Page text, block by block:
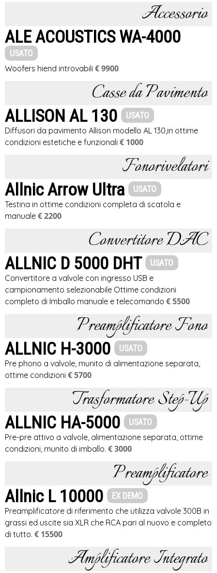
Accessorio
ALE ACOUSTICS WA-4000
USATO
Woofers hiend introvabili € 9900
Casse da Pavimento
ALLISON AL 130 USATO
Diffusori da pavimento Allison modello AL 130,in ottime
condizioni estetiche e funzionali € 1000
Fonorivelatori
Allnic Arrow Ultra USATO
Testina in ottime condizioni completa di scatola e
manuale € 2200
Convertitore DAC
ALLNIC D 5000 DHT USATO
Convertitore a valvole con ingresso USB e
campionamento selezionabile Ottime condizioni
completo di Imballo manuale e telecomando € 5500
Preamplificatore Fono
ALLNIC H-3000 USATO
Pre phono a valvole, munito di alimentazione separata,
ottime condizioni € 5700
Trasformatore Step-Up
ALLNIC HA-5000 USATO
Pre-pre attivo a valvole, alimentazione separata, ottime
condizioni, munito di imballo. € 3000
Preamplificatore
Allnic L 10000 EX DEMO
Preamplificatore di riferimento che utilizza valvole 300B in
grassi ed uscite sia XLR che RCA pari al nuovo e completo
di tutto. € 15500
Amplificatore Integrato